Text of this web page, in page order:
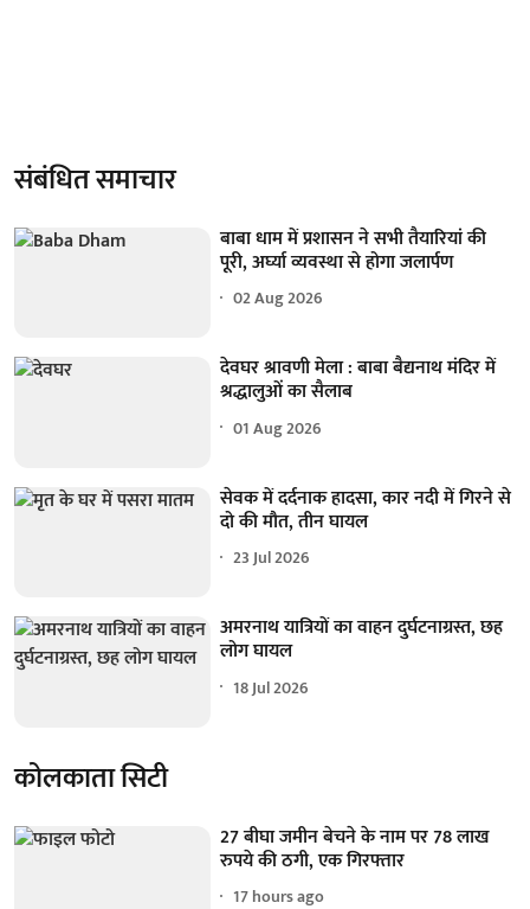
संबंधित समाचार
बाबा धाम में प्रशासन ने सभी तैयारियां की
पूरी, अर्घ्या व्यवस्था से होगा जलार्पण
02 Aug 2026
देवघर श्रावणी मेला : बाबा बैद्यनाथ मंदिर में
श्रद्धालुओं का सैलाब
01 Aug 2026
सेवक में दर्दनाक हादसा, कार नदी में गिरने से
दो की मौत, तीन घायल
23 Jul 2026
अमरनाथ यात्रियों का वाहन दुर्घटनाग्रस्त, छह
लोग घायल
18 Jul 2026
कोलकाता सिटी
27 बीघा जमीन बेचने के नाम पर 78 लाख
रुपये की ठगी, एक गिरफ्तार
17 hours ago